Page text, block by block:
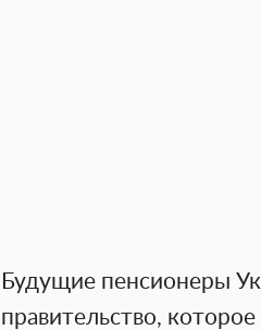
Будущие пенсионеры
правительство,